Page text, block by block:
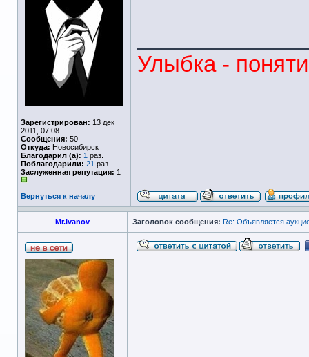
Зарегистрирован: 13 дек
2011, 07:08
Сообщения: 50
Откуда: Новосибирск
Благодарил (а): 1 раз.
Поблагодарили: 21 раз.
Заслуженная репутация: 1
Улыбка -
Вернуться к началу
Mr.Ivanov Заголовок сообщения: Re: Объявляется